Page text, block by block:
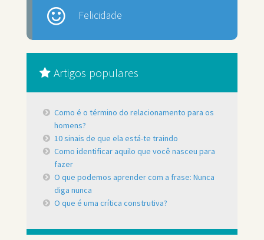
Felicidade
Artigos populares
Como é o término do relacionamento para os
homens?
10 sinais de que ela está-te traindo
Como identificar aquilo que você nasceu para
fazer
O que podemos aprender com a frase: Nunca
diga nunca
O que é uma crítica construtiva?